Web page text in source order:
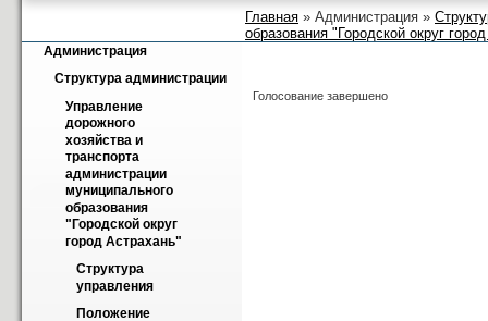
Главная » Администрация »
образования "Городской округ
Администрация
Структура администрации
Управление
дорожного
хозяйства и
транспорта
администрации
муниципального
образования
"Городской округ
город Астрахань"
Структура
управления
Положение
Голосование завершено